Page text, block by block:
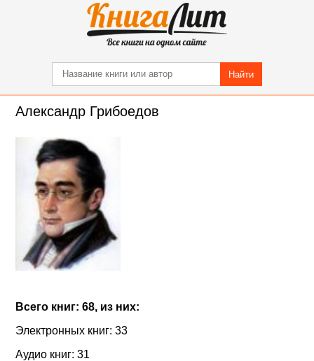
Найти
Александр Грибоедов
Всего книг: 68, из них:
Электронных книг: 33
Аудио книг: 31